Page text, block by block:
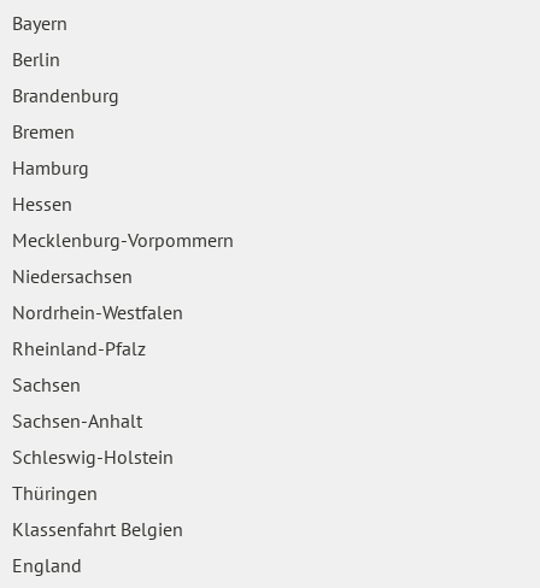
Bayern
Berlin
Brandenburg
Bremen
Hamburg
Hessen
Mecklenburg-Vorpommern
Niedersachsen
Nordrhein-Westfalen
Rheinland-Pfalz
Sachsen
Sachsen-Anhalt
Schleswig-Holstein
Thüringen
Klassenfahrt Belgien
England